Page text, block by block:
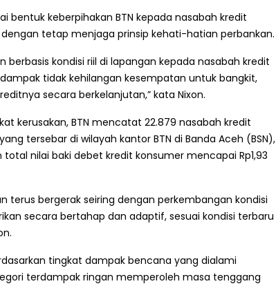
bentuk keberpihakan BTN kepada nasabah kredit
tetap menjaga prinsip kehati-hatian perbankan.
berbasis kondisi riil di lapangan kepada nasabah kredit
tidak kehilangan kesempatan untuk bangkit,
secara berkelanjutan,” kata Nixon.
kerusakan, BTN mencatat 22.879 nasabah kredit
tersebar di wilayah kantor BTN di Banda Aceh (BSN),
nilai baki debet kredit konsumer mencapai Rp1,93
terus bergerak seiring dengan perkembangan kondisi
secara bertahap dan adaptif, sesuai kondisi terbaru
tingkat dampak bencana yang dialami
terdampak ringan memperoleh masa tenggang